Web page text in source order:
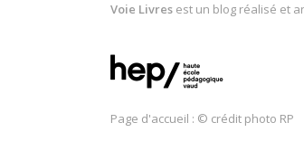
Voie Livres est un blog réalisé et
Page d'accueil : © crédit photo RP